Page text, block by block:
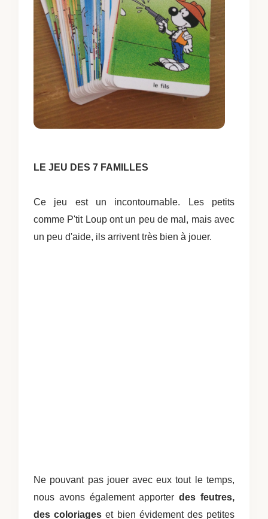
LE JEU DES 7 FAMILLES
Ce jeu est un incontournable. Les petits
comme P'tit Loup ont un peu de mal, mais avec
un peu d'aide, ils arrivent très bien à jouer.
Ne pouvant pas jouer avec eux tout le temps,
nous avons également apporterdes feutres,
des coloriages et bien évidement des petites